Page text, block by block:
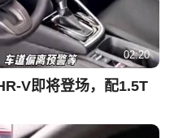
02:20
V即将登场，配1.5T